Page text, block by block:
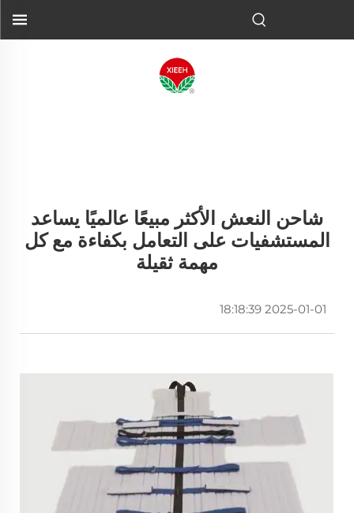
شاحن النعش الأكثر مبيعًا عالميًا يساعد
المستشفيات على التعامل بكفاءة مع كل
مهمة ثقيلة
2025-01-01 18:18:39